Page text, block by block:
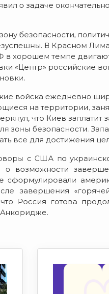
о задаче
безопасности,
В Красном
хорошем темпе
«Центр» российские
войска ежедневно
на территории,
что Киев заплатит
зоны безопасности.
все для достижения
с США по
возможности
сформулировали
завершения
Россия готова